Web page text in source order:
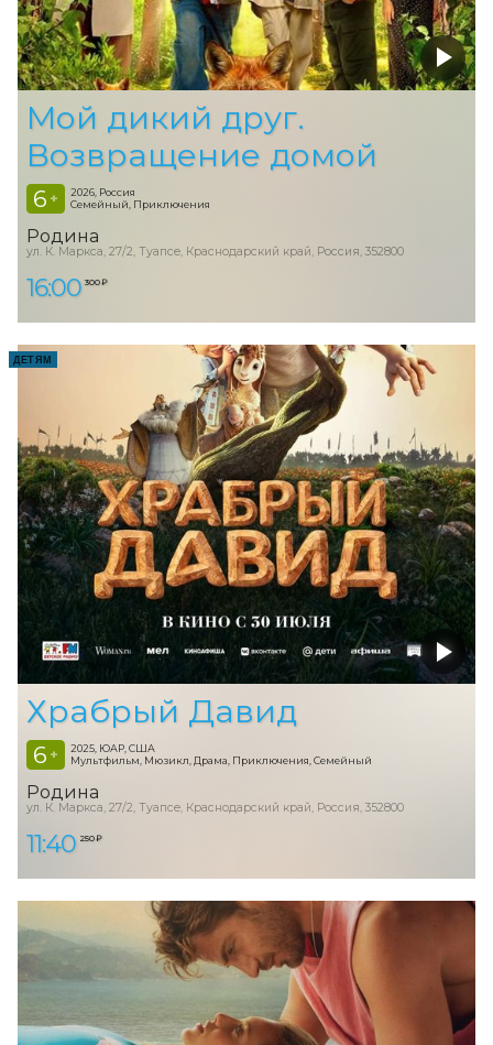
Мой дикий друг.
Возвращение домой
6 +
2026, Россия
Семейный, Приключения
Родина
ул. К. Маркса, 27/2, Туапсе, Краснодарский край, Россия, 352800
16:00 300 ₽
ДЕТЯМ
Храбрый Давид
6 +
2025, ЮАР, США
Мультфильм, Мюзикл, Драма, Приключения, Семейный
Родина
ул. К. Маркса, 27/2, Туапсе, Краснодарский край, Россия, 352800
11:40 250 ₽